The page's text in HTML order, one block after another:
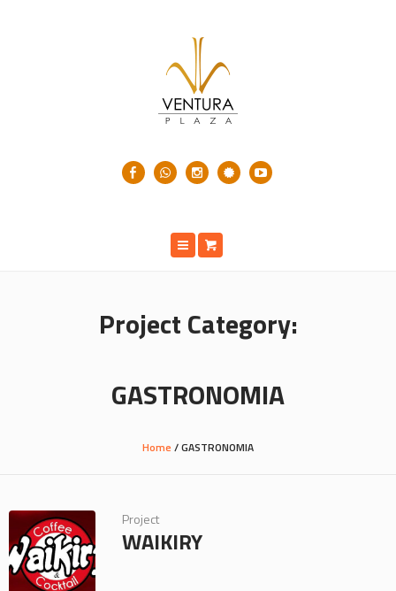
Project Category:
GASTRONOMIA
Home /GASTRONOMIA
Project
WAIKIRY